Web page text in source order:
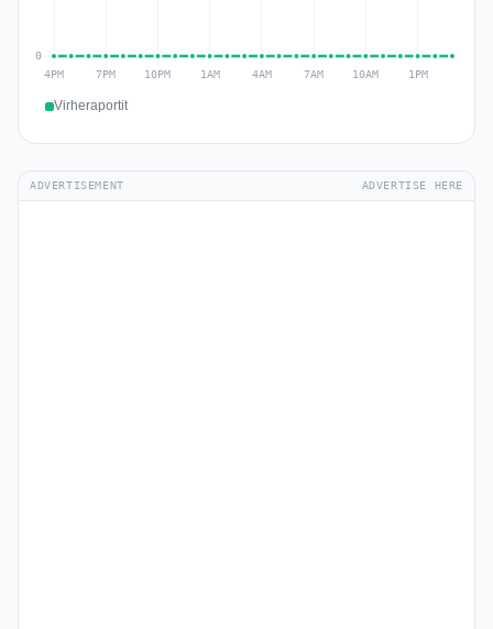
Virheraportit
ADVERTISEMENT ADVERTISE HERE